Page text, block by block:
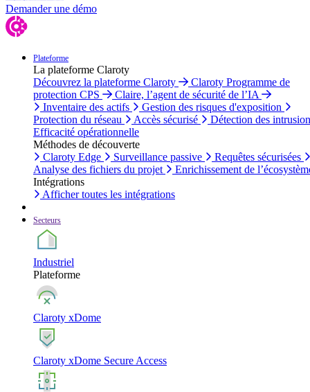
Demander une démo
Plateforme
La plateforme Claroty
Découvrez la plateforme Claroty
Claroty Programme de
protection CPS
Claire, l’agent de sécurité de l’IA
Inventaire des actifs
Gestion des risques d'exposition
Protection du réseau
Accès sécurisé
Détection des
Efficacité opérationnelle
Méthodes de découverte
Claroty Edge
Surveillance passive
Requêtes sécurisées
Analyse des fichiers du projet
Enrichissement de
Intégrations
Afficher toutes les intégrations
Secteurs
Industriel
Plateforme
Claroty xDome
Claroty xDome Secure Access